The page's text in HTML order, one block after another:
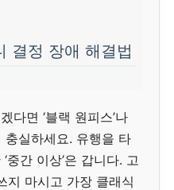
결정 장애 해결법
다면 ‘블랙 원피스’나
충실하세요. 유행을 타
중간 이상’은 갑니다. 고
지 마시고 가장 클래식